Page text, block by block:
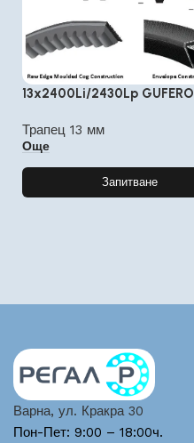
13x2400Li/2430Lp GUFERO
Трапец 13 мм
Още
Запитване
Варна, ул. Кракра 30
Пон-Пет: 9:00 – 18:00ч.